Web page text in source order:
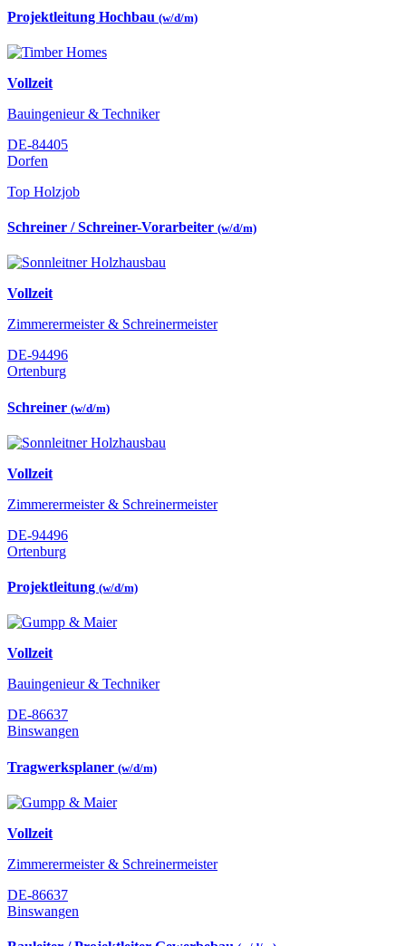
Projektleitung Hochbau (w/d/m)
Vollzeit
Bauingenieur & Techniker
DE-84405
Dorfen
Top Holzjob
Schreiner / Schreiner-Vorarbeiter (w/d/m)
Vollzeit
Zimmerermeister & Schreinermeister
DE-94496
Ortenburg
Schreiner (w/d/m)
Vollzeit
Zimmerermeister & Schreinermeister
DE-94496
Ortenburg
Projektleitung (w/d/m)
Vollzeit
Bauingenieur & Techniker
DE-86637
Binswangen
Tragwerksplaner (w/d/m)
Vollzeit
Zimmerermeister & Schreinermeister
DE-86637
Binswangen